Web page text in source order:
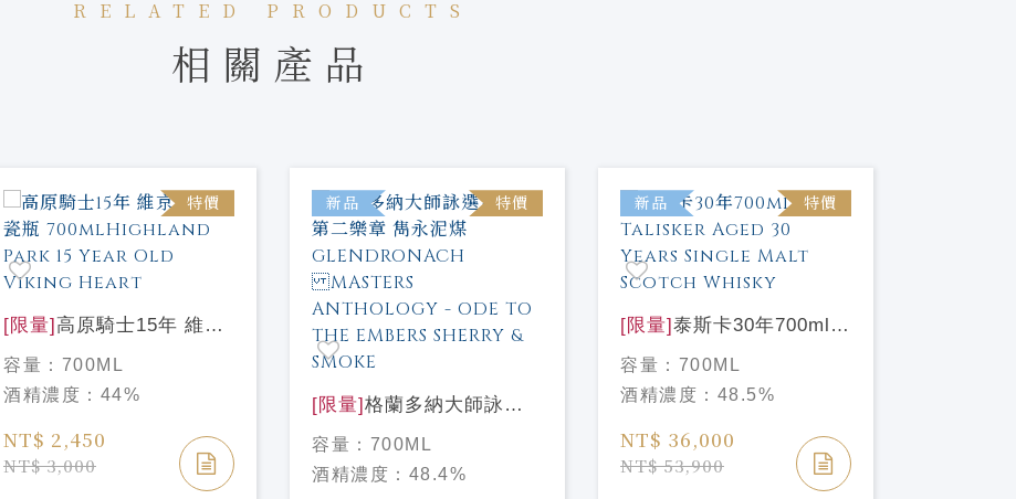
RELATED PRODUCTS
相關產品
特價
[限量] 高原騎士15年 維京
之心陶瓷瓶
700mlHighland Park 15
Year Old Viking Heart
容量： 700ML
酒精濃度： 44%
NT$ 2,450
NT$ 3,000
新品 特價
[限量] 格蘭多納大師詠選
系列 第二樂章 雋永泥煤
GLENDRONACH
MASTERS
容量： 700ML
酒精濃度： 48.4%
新品 特價
[限量] 泰斯卡30年700ml
Talisker Aged 30 Years
Single Malt Scotch
Whisky
容量： 700ML
酒精濃度： 48.5%
NT$ 36,000
NT$ 53,900